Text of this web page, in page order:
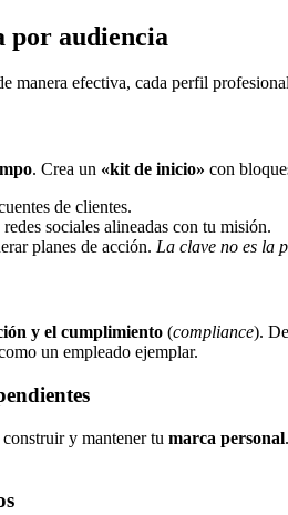
por audiencia
manera efectiva, cada perfil
. Crea un «kit de inicio» con
de clientes.
sociales alineadas con tu misión.
planes de acción. La clave no es la
y el cumplimiento (compliance).
un empleado ejemplar.
y mantener tu marca personal